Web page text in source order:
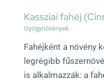
Kassziai fahéj
Gyógynövények
Fahéjként a növény
legrégibb
is alkalmazzák: a